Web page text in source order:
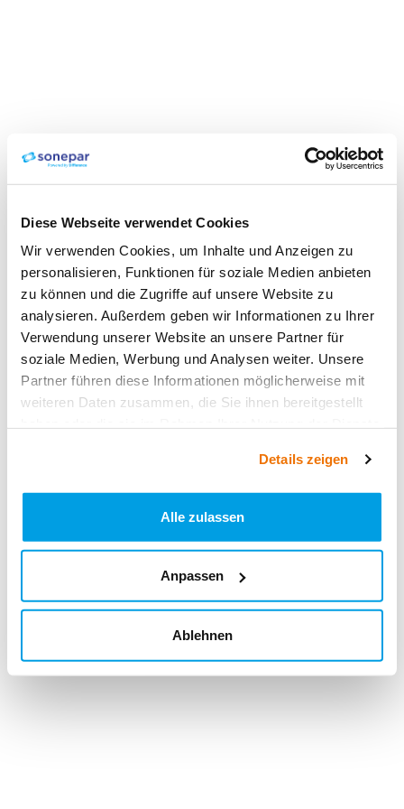
Diese Webseite verwendet Cookies
Wir verwenden Cookies, um Inhalte und Anzeigen zu
personalisieren, Funktionen für soziale Medien anbieten
zu können und die Zugriffe auf unsere Website zu
analysieren. Außerdem geben wir Informationen zu Ihrer
Verwendung unserer Website an unsere Partner für
soziale Medien, Werbung und Analysen weiter. Unsere
Partner führen diese Informationen möglicherweise mit
weiteren Daten zusammen, die Sie ihnen bereitgestellt
Details zeigen
Alle zulassen
Anpassen
Ablehnen